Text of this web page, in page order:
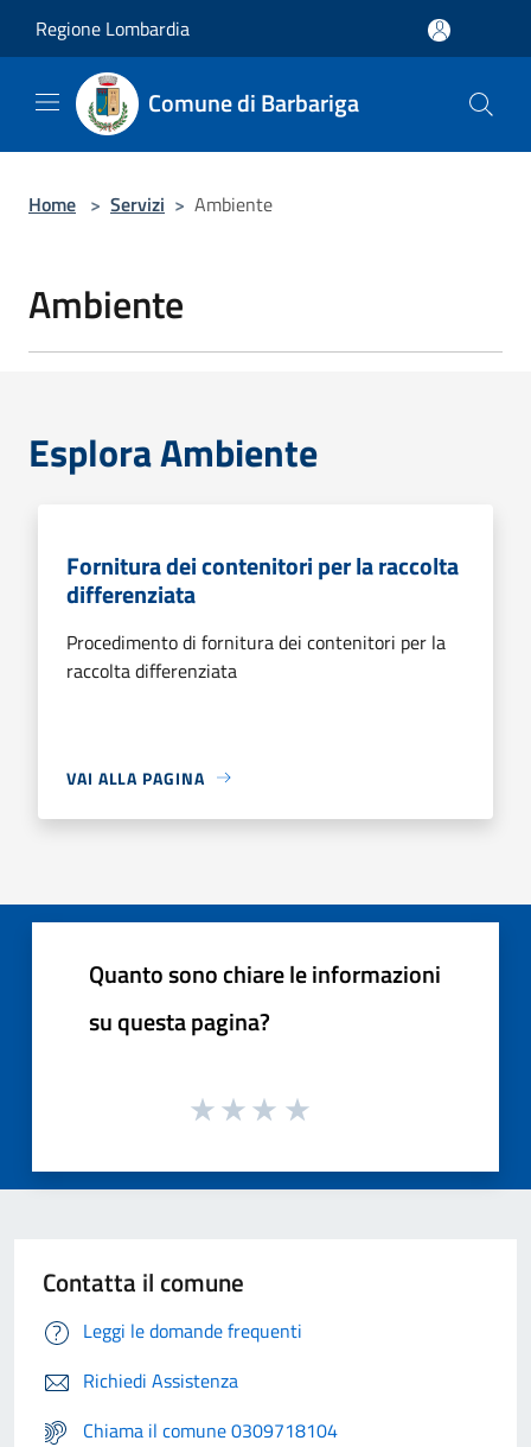
Regione Lombardia
Comune di Barbariga
Home > Servizi > Ambiente
Ambiente
Esplora Ambiente
Fornitura dei contenitori per la raccolta
differenziata
Procedimento di fornitura dei contenitori per la
raccolta differenziata
VAI ALLA PAGINA
Quanto sono chiare le informazioni
su questa pagina?
Contatta il comune
Leggi le domande frequenti
Richiedi Assistenza
Chiama il comune 0309718104